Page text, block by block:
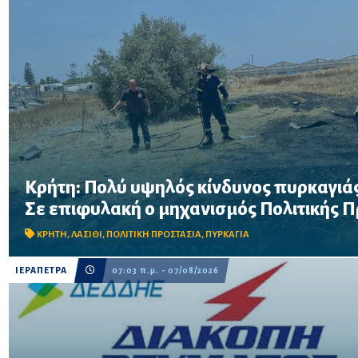
Κρήτη: Πολύ υψηλός κίνδυνος
Σε επιφυλακή ο μηχανισμός Πολιτικής
ΚΡΗΤΗ,ΛΑΣΙΘΙ, ΠΟΛΙΤΙΚΗ ΠΡΟΣΤΑΣΙΑ, ΠΥΡΚΑΓΙΑ
Σε επιφυλακή ο μηχανισμός Πολιτικής Προστασίας λόγω πολύ
στην Κρήτη το Σάββατο 8 Αυγούστου – Απαγορεύονται η χρήση
δασικές περιοχές, μεταξύ των οποίω...
ΙΕΡΑΠΕΤΡΑ 07:03 π.μ. - 07/08/2026